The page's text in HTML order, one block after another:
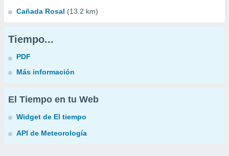
Cañada Rosal (13.2 km)
Tiempo...
PDF
Más información
El Tiempo en tu Web
Widget de El tiempo
API de Meteorología